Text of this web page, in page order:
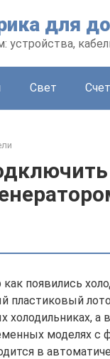
для
устройства,
Свет
как появились
пластиковый
холодильниках, а
моделях с
в